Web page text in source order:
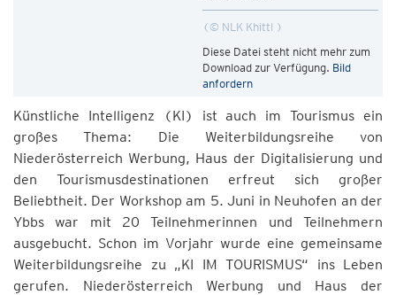
© NLK Khittl
Diese Datei steht nicht mehr zum
Download zur Verfügung. Bild
anfordern
Künstliche Intelligenz (KI) ist auch im Tourismus ein
großes Thema: Die Weiterbildungsreihe von
Niederösterreich Werbung, Haus der Digitalisierung und
den Tourismusdestinationen erfreut sich großer
Beliebtheit. Der Workshop am 5. Juni in Neuhofen an der
Ybbs war mit 20 Teilnehmerinnen und Teilnehmern
ausgebucht. Schon im Vorjahr wurde eine gemeinsame
Weiterbildungsreihe zu „KI IM TOURISMUS“ ins Leben
gerufen. Niederösterreich Werbung und Haus der